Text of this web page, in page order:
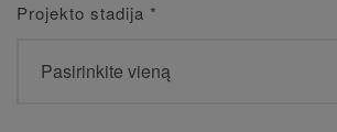
Projekto stadija *